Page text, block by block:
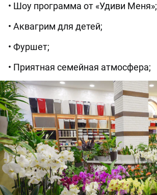
• Шоу программа от «Удиви Меня»;
• Аквагрим для детей;
• Фуршет;
• Приятная семейная атмосфера;